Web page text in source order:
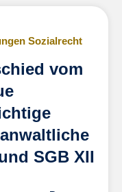
Sozialrecht
vom
SGB XII